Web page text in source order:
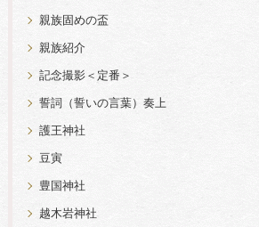
親族固めの盃
親族紹介
記念撮影＜定番＞
誓詞（誓いの言葉）奏上
護王神社
豆寅
豊国神社
越木岩神社